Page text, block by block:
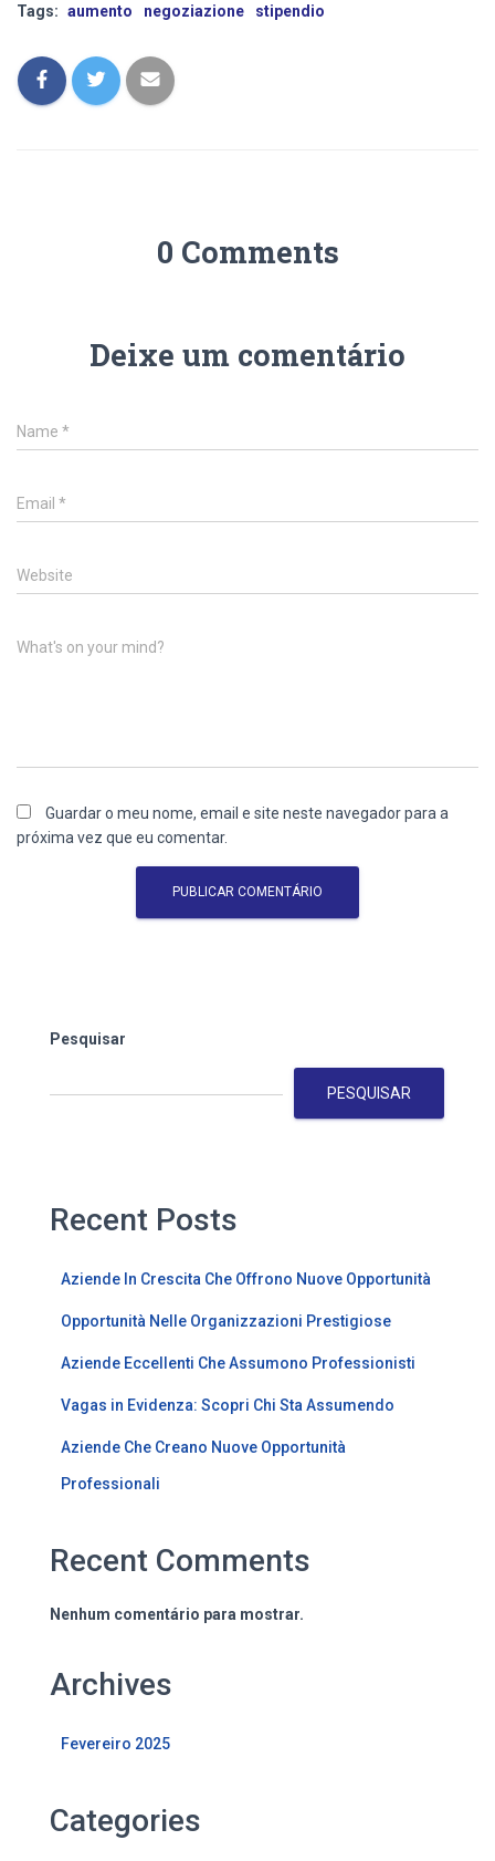
Tags: aumento negoziazione stipendio
0 Comments
Deixe um comentário
Name *
Email *
Website
What's on your mind?
Guardar o meu nome, email e site neste navegador para a
próxima vez que eu comentar.
Pesquisar
PESQUISAR
Recent Posts
Aziende In Crescita Che Offrono Nuove Opportunità
Opportunità Nelle Organizzazioni Prestigiose
Aziende Eccellenti Che Assumono Professionisti
Vagas in Evidenza: Scopri Chi Sta Assumendo
Aziende Che Creano Nuove Opportunità
Professionali
Recent Comments
Nenhum comentário para mostrar.
Archives
Fevereiro 2025
Categories